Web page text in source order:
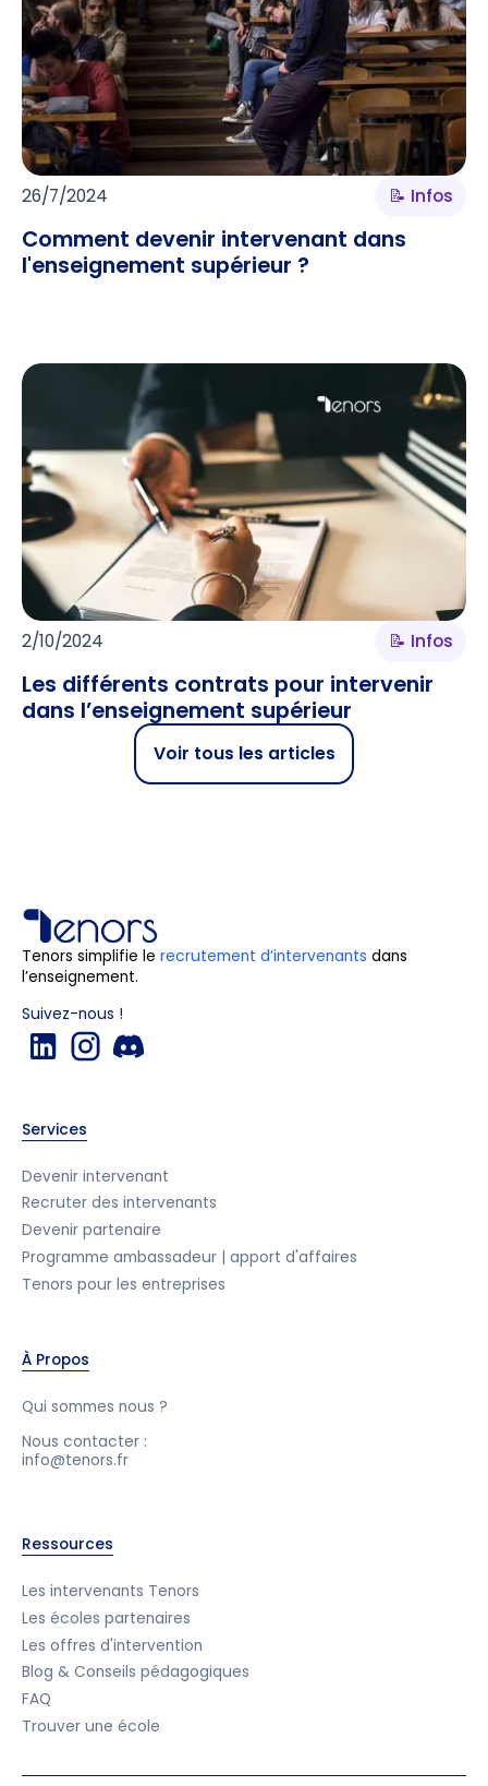
26/7/2024 📝 Infos
Comment devenir intervenant dans
l'enseignement supérieur ?
2/10/2024 📝 Infos
Les différents contrats pour intervenir
dans l’enseignement supérieur
Voir tous les articles
Tenors simplifie le recrutement d’intervenants dans
l’enseignement.
Suivez-nous !
Services
Devenir intervenant
Recruter des intervenants
Devenir partenaire
Programme ambassadeur | apport d'affaires
Tenors pour les entreprises
À Propos
Qui sommes nous ?
Nous contacter :
info@tenors.fr
Ressources
Les intervenants Tenors
Les écoles partenaires
Les offres d'intervention
Blog & Conseils pédagogiques
FAQ
Trouver une école